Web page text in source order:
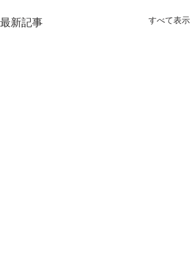
最新記事 すべて表示